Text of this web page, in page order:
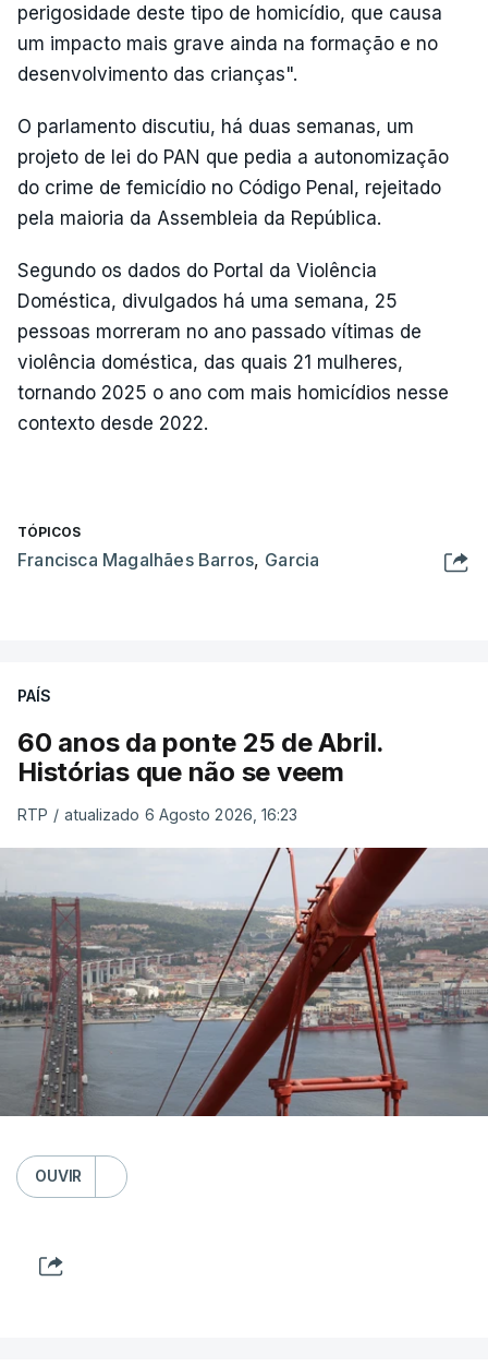
perigosidade deste tipo de homicídio, que causa
um impacto mais grave ainda na formação e no
desenvolvimento das crianças".
O parlamento discutiu, há duas semanas, um
projeto de lei do PAN que pedia a autonomização
do crime de femicídio no Código Penal, rejeitado
pela maioria da Assembleia da República.
Segundo os dados do Portal da Violência
Doméstica, divulgados há uma semana, 25
pessoas morreram no ano passado vítimas de
violência doméstica, das quais 21 mulheres,
tornando 2025 o ano com mais homicídios nesse
contexto desde 2022.
TÓPICOS
Francisca Magalhães Barros, Garcia
PAÍS
60 anos da ponte 25 de Abril.
Histórias que não se veem
RTP / atualizado 6 Agosto 2026, 16:23
OUVIR